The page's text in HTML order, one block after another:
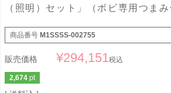
（照明）セット」（ボビ専用つまみ
商品番号 M1SSSS-002755
販売価格 ¥294,151税込
2,674 pt